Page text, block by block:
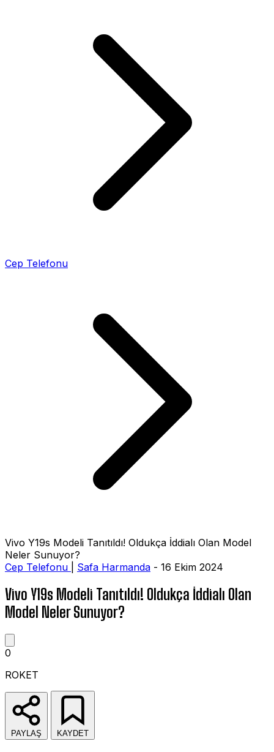
Cep Telefonu
Vivo Y19s Modeli Tanıtıldı! Oldukça İddialı Olan Model
Neler Sunuyor?
Cep Telefonu
Safa Harmanda - 16 Ekim 2024
Vivo Y19s Modeli Tanıtıldı! Oldukça İddialı Olan
Model Neler Sunuyor?
0
ROKET
PAYLAŞ KAYDET